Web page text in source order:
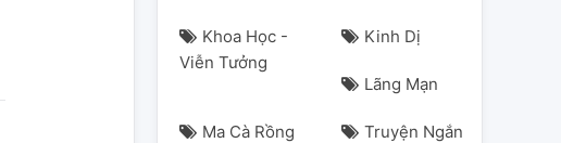
Khoa Học -
Viễn Tưởng
Kinh Dị
Lãng Mạn
Ma Cà Rồng Truyện Ngắn